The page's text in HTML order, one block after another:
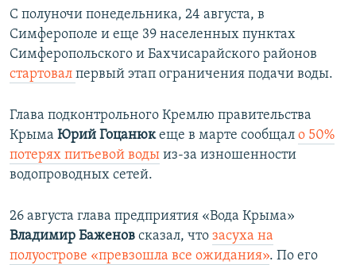
С полуночи понедельника, 24 августа, в
Симферополе и еще 39 населенных пунктах
Симферопольского и Бахчисарайского районов
стартовал первый этап ограничения подачи воды.
Глава подконтрольного Кремлю правительства
Крыма Юрий Гоцанюкеще в марте сообщал о 50%
потерях питьевой воды из-за изношенности
водопроводных сетей.
26 августа глава предприятия «Вода Крыма»
Владимир Баженов сказал, что засуха на
полуострове «превзошла все ожидания». По его